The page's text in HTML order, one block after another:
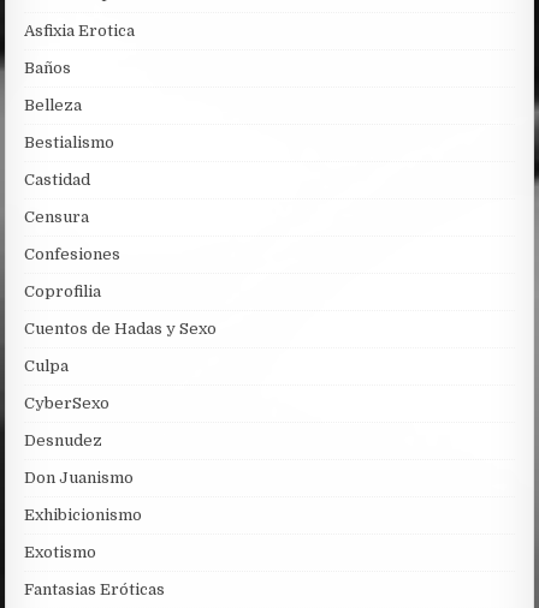
Asfixia Erotica
Baños
Belleza
Bestialismo
Castidad
Censura
Confesiones
Coprofilia
Cuentos de Hadas y Sexo
Culpa
CyberSexo
Desnudez
Don Juanismo
Exhibicionismo
Exotismo
Fantasias Eróticas